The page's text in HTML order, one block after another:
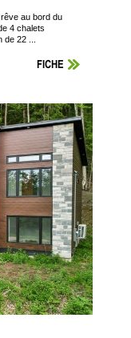
au bord du
4 chalets
22 ...
FICHE